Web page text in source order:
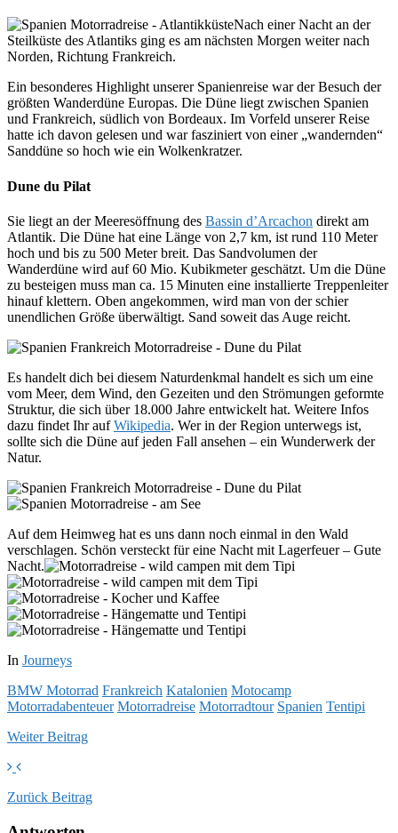
Nach einer Nacht an der
Steilküste des Atlantiks ging es am nächsten Morgen weiter nach
Norden, Richtung Frankreich.
Ein besonderes Highlight unserer Spanienreise war der Besuch der
größten Wanderdüne Europas. Die Düne liegt zwischen Spanien
und Frankreich, südlich von Bordeaux. Im Vorfeld unserer Reise
hatte ich davon gelesen und war fasziniert von einer „wandernden“
Sanddüne so hoch wie ein Wolkenkratzer.
Dune du Pilat
Sie liegt an der Meeresöffnung des Bassin d’Arcachon direkt am
Atlantik. Die Düne hat eine Länge von 2,7 km, ist rund 110 Meter
hoch und bis zu 500 Meter breit. Das Sandvolumen der
Wanderdüne wird auf 60 Mio. Kubikmeter geschätzt. Um die Düne
zu besteigen muss man ca. 15 Minuten eine installierte Treppenleiter
hinauf klettern. Oben angekommen, wird man von der schier
unendlichen Größe überwältigt. Sand soweit das Auge reicht.
Es handelt dich bei diesem Naturdenkmal handelt es sich um eine
vom Meer, dem Wind, den Gezeiten und den Strömungen geformte
Struktur, die sich über 18.000 Jahre entwickelt hat. Weitere Infos
dazu findet Ihr aufWikipedia. Wer in der Region unterwegs ist,
sollte sich die Düne auf jeden Fall ansehen – ein Wunderwerk der
Natur.
Auf dem Heimweg hat es uns dann noch einmal in den Wald
verschlagen. Schön versteckt für eine Nacht mit Lagerfeuer – Gute
Nacht.
In Journeys
BMW Motorrad Frankreich Katalonien Motocamp
Motorradabenteuer Motorradreise Motorradtour Spanien Tentipi
WeiterBeitrag
Zurück Beitrag